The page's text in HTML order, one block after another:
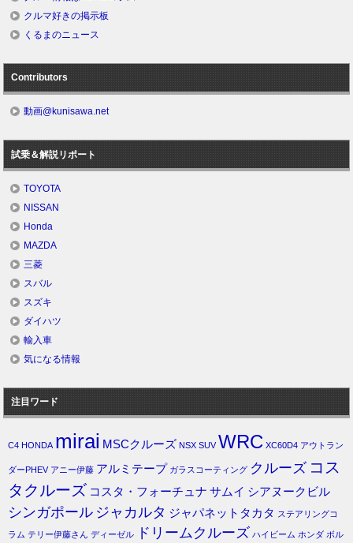
クルマ好きの掲示板
くるまのニュース
Contributors
動画@kunisawa.net
試乗＆解説リポート
TOYOTA
NISSAN
Honda
MAZDA
三菱
スバル
スズキ
ダイハツ
輸入車
気になる情報
注目ワード
C4 HONDA mirai MSCクルーズ NSX SUV WRC XC60D4 アウトラン
ダーPHEV アニー伊藤 アルミテープ ガラスコーティング クルーズ コス
タクルーズ コスタ・フォーチュナ サムイ シアヌークビル
シンガポール ジャカルタ ジャパネットタカタ ステアリングコ
ラム テリー伊藤さん ディーゼル ドリームクルーズ ハイビーム ホンダ ボル